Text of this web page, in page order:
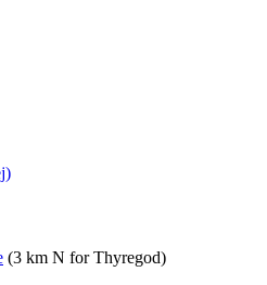
(3 km N for Thyregod)